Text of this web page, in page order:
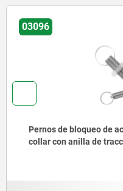
acero o acero inoxidable sin
de acero inoxidable